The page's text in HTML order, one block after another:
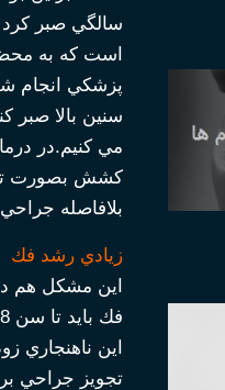
سالگي صبر كرد
است كه به
پزشكي انجام
سنين بالا
مي كنيم.در
كشش بصورت
بلافاصله
زيادي رشد فك
اين مشكل هم
اين ناهنجاري زودتر از 18 سالگي جراحي شود به‌دليل باقي ماندن مقداري از رشد،فك
تجويز جراحي